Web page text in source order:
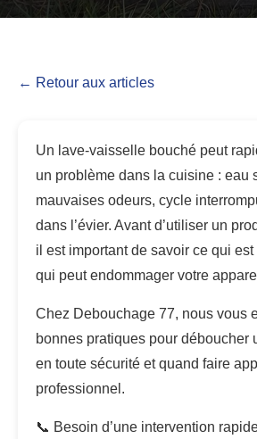
← Retour aux articles
Un lave-vaisselle bouché peut
un problème dans la cuisine : eau
mauvaises odeurs, cycle
dans l’évier. Avant d’utiliser un
il est important de savoir ce qui
qui peut endommager votre
Chez Debouchage 77, nous vous
bonnes pratiques pour déboucher
en toute sécurité et quand faire
professionnel.
📞 Besoin d’une intervention